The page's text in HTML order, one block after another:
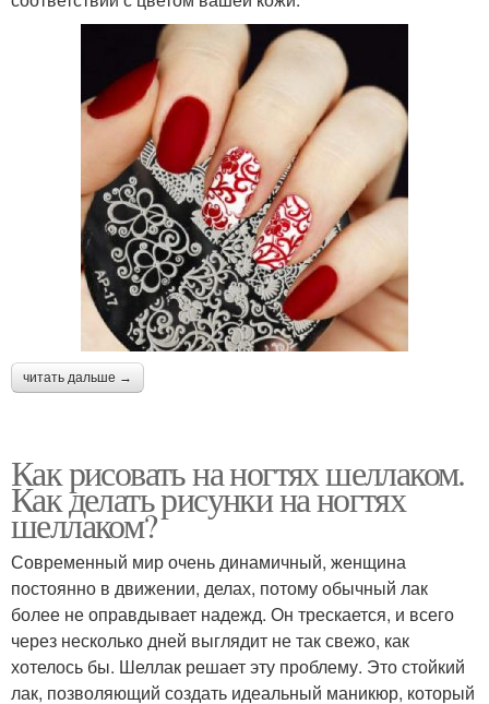
читать дальше →
Как рисовать на ногтях шеллаком.
Как делать рисунки на ногтях
шеллаком?
Современный мир очень динамичный, женщина
постоянно в движении, делах, потому обычный лак
более не оправдывает надежд. Он трескается, и всего
через несколько дней выглядит не так свежо, как
хотелось бы. Шеллак решает эту проблему. Это стойкий
лак, позволяющий создать идеальный маникюр, который